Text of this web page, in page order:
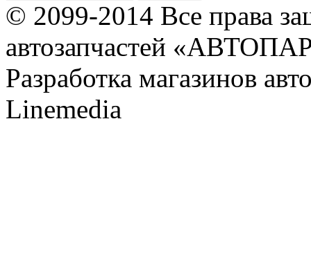
© 2099-2014 Все права
автозапчастей
Разработка магазинов
Linemedia